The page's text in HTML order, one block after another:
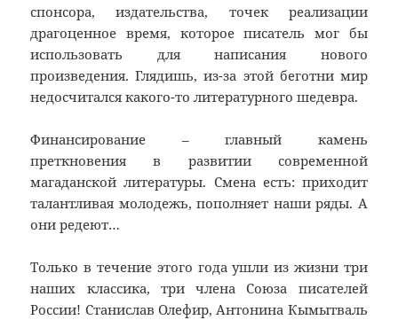
спонсора, издательства, точек реализации
драгоценное время, которое писатель мог бы
использовать для написания нового
произведения. Глядишь, из-за этой беготни мир
недосчитался какого-то литературного шедевра.
Финансирование – главный камень
преткновения в развитии современной
магаданской литературы. Смена есть: приходит
талантливая молодежь, пополняет наши ряды. А
они редеют…
Только в течение этого года ушли из жизни три
наших классика, три члена Союза писателей
России! Станислав Олефир, Антонина Кымытваль